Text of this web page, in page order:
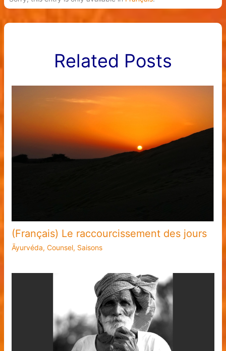
Related Posts
(Français) Le raccourcissement des jours
Āyurvéda, Counsel, Saisons